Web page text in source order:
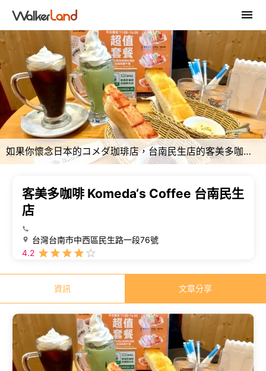
如果你懷念日本的コメダ珈琲店，台南民生店的客美多咖啡讓你不必飛日本也能享受超值早餐，體驗日式昭和風的懷舊咖啡文化！
客美多咖啡 Komeda‘s Coffee 台南民生
店
台灣台南市中西區民生路一段76號
4.2
資訊 文章分享